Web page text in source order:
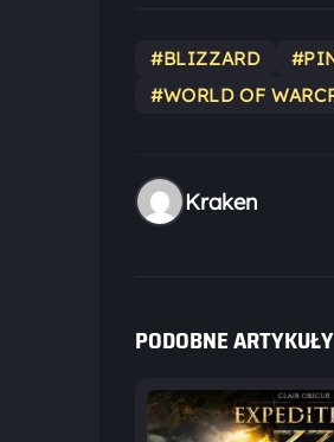
#BLIZZARD
#WORLD OF
Kraken
PODOBNE ARTYKUŁY